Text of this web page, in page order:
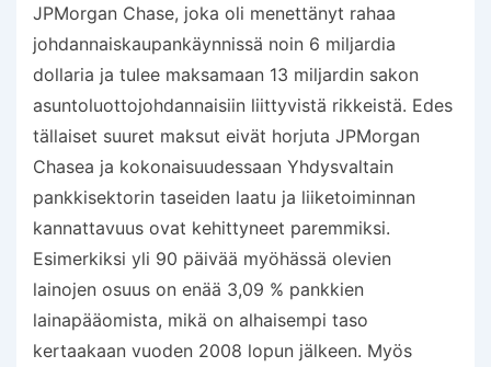
JPMorgan Chase, joka oli menettänyt rahaa
johdannaiskaupankäynnissä noin 6 miljardia
dollaria ja tulee maksamaan 13 miljardin sakon
asuntoluottojohdannaisiin liittyvistä rikkeistä. Edes
tällaiset suuret maksut eivät horjuta JPMorgan
Chasea ja kokonaisuudessaan Yhdysvaltain
pankkisektorin taseiden laatu ja liiketoiminnan
kannattavuus ovat kehittyneet paremmiksi.
Esimerkiksi yli 90 päivää myöhässä olevien
lainojen osuus on enää 3,09 % pankkien
lainapääomista, mikä on alhaisempi taso
kertaakaan vuoden 2008 lopun jälkeen. Myös